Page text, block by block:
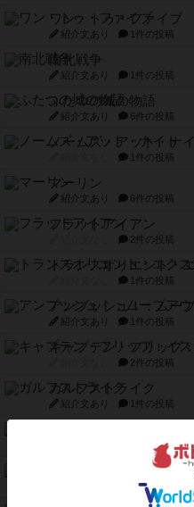
ワン・トゥ・ファイブ
紹介文あり 1件の投稿
南北戦争
紹介文あり 1件の投稿
ふたつの城の物語
紹介文あり 6件の投稿
ノームズ・アット・ナイ
1件の投稿
マーリン
紹介文あり 6件の投稿
フラットアイアン
2件の投稿
トランスオリエント・
1件の投稿
アンブッシュ！：ムー
紹介文あり 1件の投稿
キャプテン・フリップ
2件の投稿
ガルフストライク
紹介文あり 1件の投稿
8件の投稿
12件の投稿